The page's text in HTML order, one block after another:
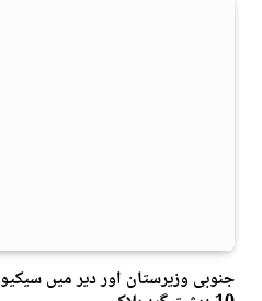
جنوبی وزیرستان اور دیر میں